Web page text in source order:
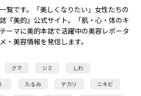
覧です。「美しくなりたい」女性たちの
『美的』公式サイト。「肌・心・体のキ
ーマに美的本誌で活躍中の美容レポータ
・美容情報を発信します。
クマ シミ しわ
たるみ テカリ ニキビ